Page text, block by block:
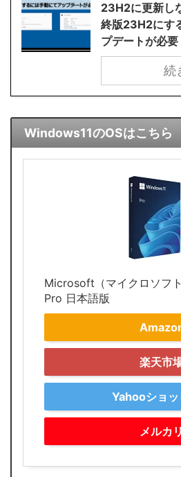
23H2に更新し
終版23H2にす
プデートが必要
続
Windows11のOSはこちら
Microsoft（マイクロソフ
Pro 日本語版
楽天市
Yahooショッ
メルカリ